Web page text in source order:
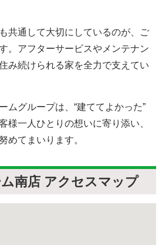
共通して大切にしているのが、ご
。アフターサービスやメンテナン
み続けられる家を全力で支えてい
ムグループは、“建ててよかった”
様一人ひとりの想いに寄り添い、
めてまいります。
南店 アクセスマップ